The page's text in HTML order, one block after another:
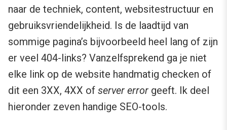
naar de techniek, content, websitestructuur en
gebruiksvriendelijkheid. Is de laadtijd van
sommige pagina’s bijvoorbeeld heel lang of zijn
er veel 404-links? Vanzelfsprekend ga je niet
elke link op de website handmatig checken of
dit een 3XX, 4XX of server error geeft. Ik deel
hieronder zeven handige SEO-tools.